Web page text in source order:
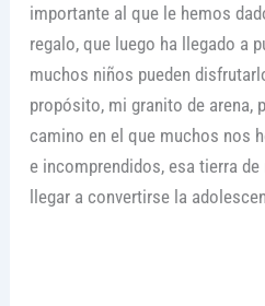
importante al que le hemos
regalo, que luego ha llegado a
muchos niños pueden
propósito, mi granito de arena,
camino en el que muchos nos
e incomprendidos, esa tierra de
llegar a convertirse la